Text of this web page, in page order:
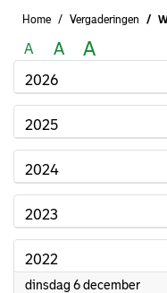
Home Vergaderingen
A A A
2026
2025
2024
2023
2022
dinsdag 6 december2022